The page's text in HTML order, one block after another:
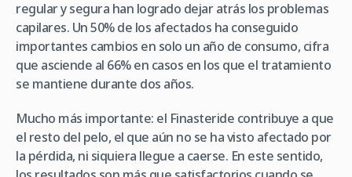
regular y segura han logrado dejar atrás los problemas
capilares. Un 50% de los afectados ha conseguido
importantes cambios en solo un año de consumo, cifra
que asciende al 66% en casos en los que el tratamiento
se mantiene durante dos años.
Mucho más importante: el Finasteride contribuye a que
el resto del pelo, el que aún no se ha visto afectado por
la pérdida, ni siquiera llegue a caerse. En este sentido,